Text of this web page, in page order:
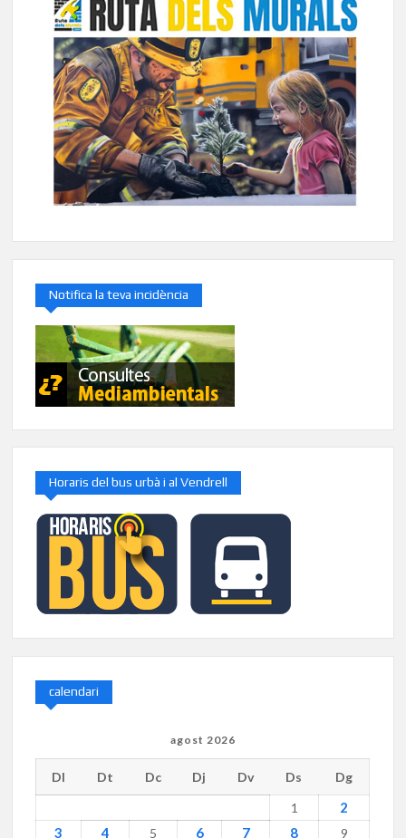
Notifica la teva incidència
Horaris del bus urbà i al Vendrell
calendari
agost 2026
Dl Dt Dc Dj Dv Ds
Dg
1
2
3
4 5 6 7 8 9